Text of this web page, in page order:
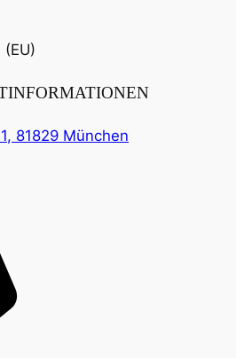
81829 München